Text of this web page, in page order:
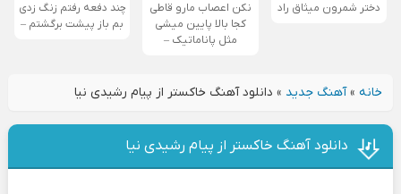
دختر شمرون میثاق راد
نکن اعصاب مارو قاطی
کجا بالا پایین میشی
مثل پاناماتیک –
چند دفعه رفتم زنگ زدی
بم باز پیشت برگشتم –
خانه»آهنگ جدید » دانلود آهنگ خاکستر از پیام رشیدی نیا
دانلود آهنگ خاکستر از پیام رشیدی نیا